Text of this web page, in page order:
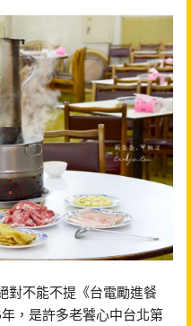
對不能不提《台電勵進餐
，是許多老饕心中台北第